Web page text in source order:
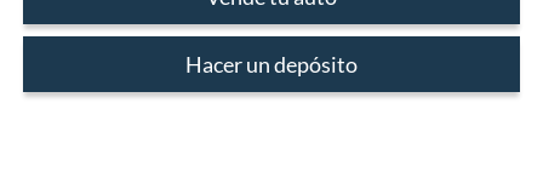
Hacer un depósito